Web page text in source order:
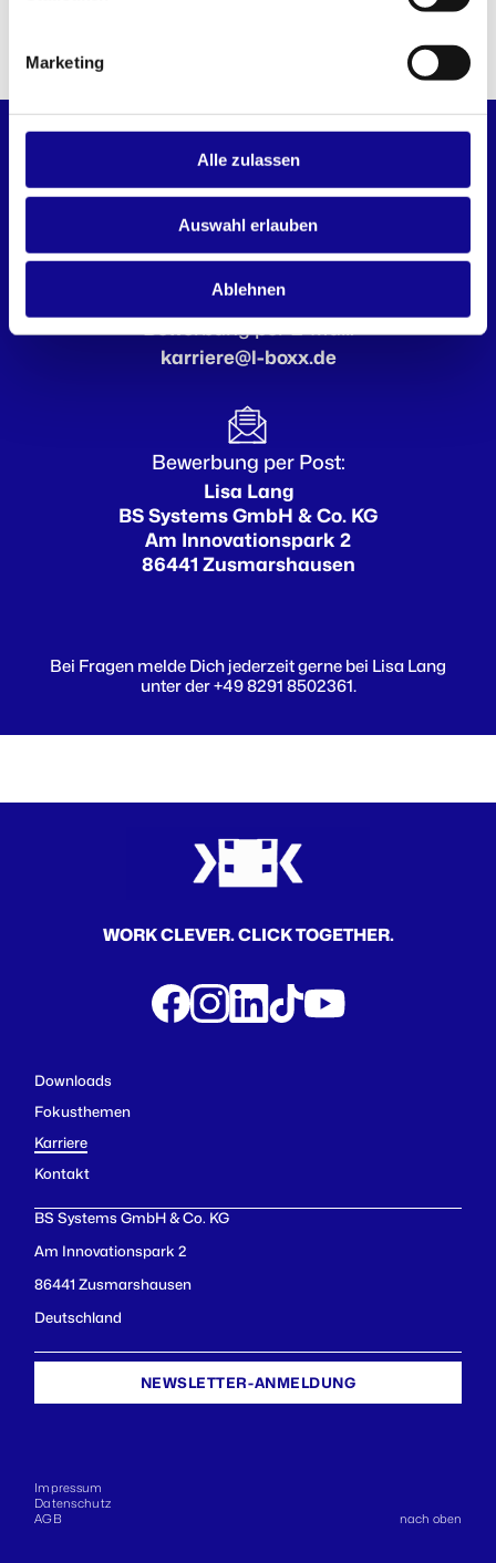
Marketing
Alle zulassen
Auswahl erlauben
Ablehnen
per „DU“
KONTAKT
Interesse geweckt? Dann freuen wir uns auf deine
Bewerbung:
Bewerbung per E-Mail:
karriere@l-boxx.de
Bewerbung per Post:
Lisa Lang
BS Systems GmbH & Co. KG
Am Innovationspark 2
86441 Zusmarshausen
Bei Fragen melde Dich jederzeit gerne bei Lisa Lang
unter der +49 8291 8502361.
WORK CLEVER. CLICK TOGETHER.
Downloads
Fokusthemen
Karriere
Kontakt
BS Systems GmbH & Co. KG
Am Innovationspark 2
86441 Zusmarshausen
Deutschland
NEWSLETTER-ANMELDUNG
Impressum
Datenschutz
AGB
nach oben